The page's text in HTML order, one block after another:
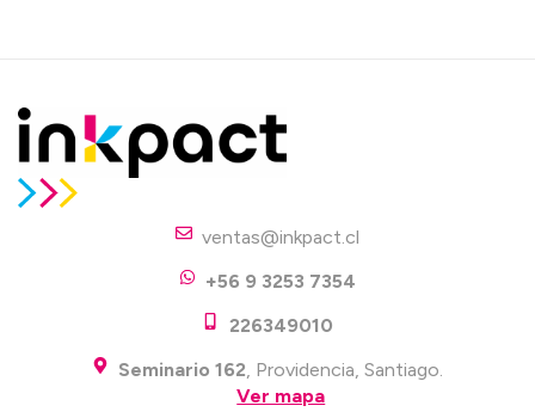
ventas@inkpact.cl
+56 9 3253 7354
226349010
Seminario 162, Providencia, Santiago.
Ver mapa